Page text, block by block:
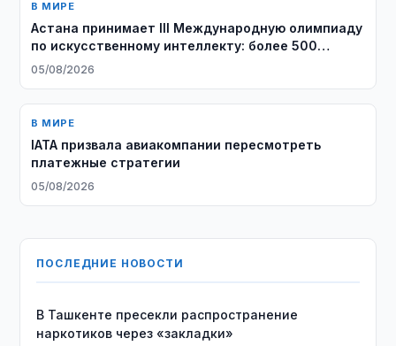
В МИРЕ
Астана принимает III Международную олимпиаду
по искусственному интеллекту: более 500
школьников из 106 стран соревнуются за звание
05/08/2026
В МИРЕ
IATA призвала авиакомпании пересмотреть
платежные стратегии
05/08/2026
ПОСЛЕДНИЕ НОВОСТИ
В Ташкенте пресекли распространение
наркотиков через «закладки»